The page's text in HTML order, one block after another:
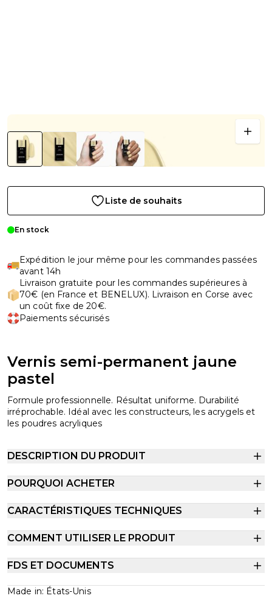
Liste de souhaits
En stock
Expédition le jour même pour les commandes passées
avant 14h
Livraison gratuite pour les commandes supérieures à
70€ (en France et BENELUX). Livraison en Corse avec
un coût fixe de 20€.
Paiements sécurisés
Vernis semi-permanent jaune
pastel
Formule professionnelle. Résultat uniforme. Durabilité
irréprochable. Idéal avec les constructeurs, les acrygels et
les poudres acryliques
DESCRIPTION DU PRODUIT
POURQUOI ACHETER
CARACTÉRISTIQUES TECHNIQUES
COMMENT UTILISER LE PRODUIT
FDS ET DOCUMENTS
Made in: États-Unis